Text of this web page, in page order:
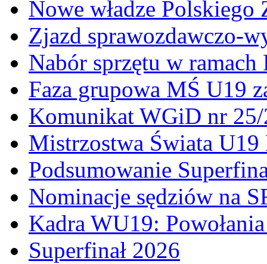
Nowe władze
Zjazd sprawozdawczo-
Nabór sprzętu w ramach
Faza grupowa MŚ U19
Komunikat WGiD nr
Mistrzostwa Świata
Podsumowanie
Nominacje sędziów na
Kadra WU19:
Superfinał 2026